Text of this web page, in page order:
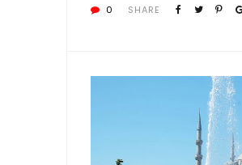
0 SHARE